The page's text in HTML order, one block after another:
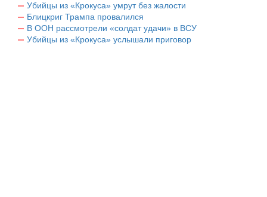
Убийцы из «Крокуса» умрут без жалости
Блицкриг Трампа провалился
В ООН рассмотрели «солдат удачи» в ВСУ
Убийцы из «Крокуса» услышали приговор